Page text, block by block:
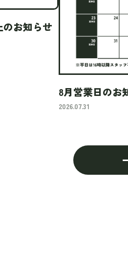
お知らせ
8月営業日のお
2026.07.31